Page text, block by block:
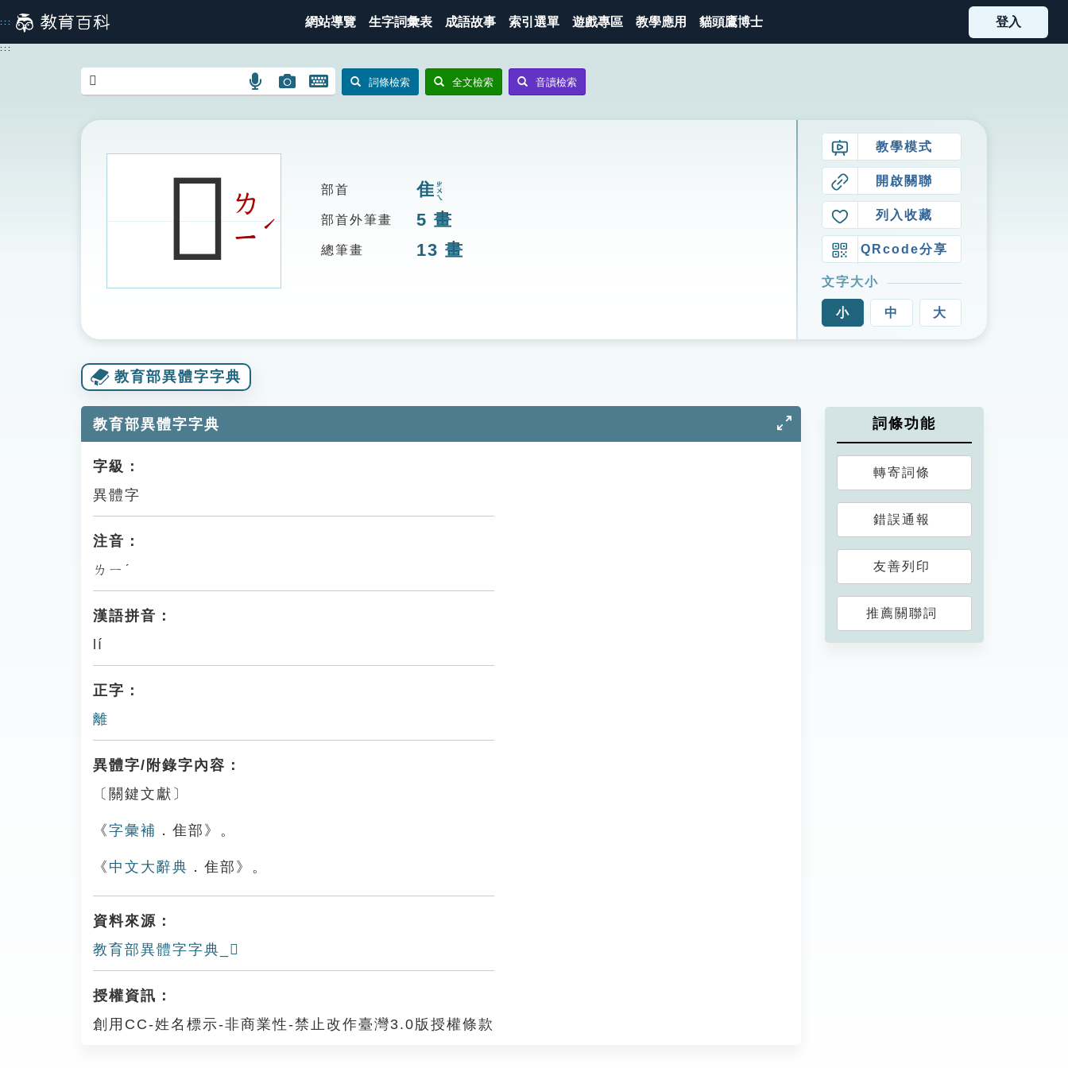
到
主
::: 網站導覽 生字詞彙表 成語故事 索引選單 遊戲專區 教學應用 貓頭鷹博士 登入
:::
語
搜
圖
圖
搜
開
鍵
詞條檢索 全文檢索 音讀檢索
𨾫ㄌ
ㄧ
ˊ
部首 隹ㄓㄨㄟ
部首外筆畫 5 畫
總筆畫 13 畫
教學模式
開啟關聯
列入收藏
QRcode分享
文字大小
小 中 大
教育部異體字字典
教育部異體字字典
字級：
異體字
注音：
ㄌㄧˊ
漢語拼音：
lí
正字：
離
異體字/附錄字內容：
〔關鍵文獻〕
《字彙補 ．隹部》。
《 中文大辭典 ．隹部》。
資料來源：
教育部異體字字典_𨾫
授權資訊：
創用CC-姓名標示-非商業性-禁止改作臺灣3.0版授權條款
詞條功能
轉寄詞條
錯誤通報
友善列印
推薦關聯詞